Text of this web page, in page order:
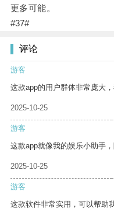
更多可能。
#37#
评论
游客
这款app的用户群体非常庞大
2025-10-25
游客
这款app就像我的娱乐小助手
2025-10-25
游客
这款软件非常实用，可以帮助